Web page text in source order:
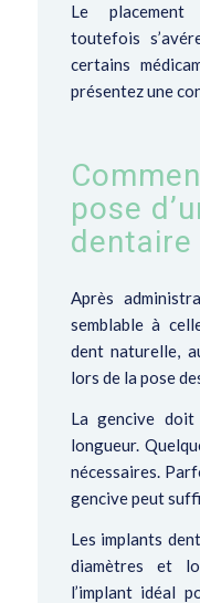
Le placement
toutefois
certains
présentez une
pose
dentaire
Après
semblable à
dent naturelle,
lors de la pose
La gencive
longueur.
nécessaires.
gencive peut
Les implants
diamètres et
l’implant idéal